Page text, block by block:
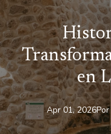
en
Apr 01, 2026Por